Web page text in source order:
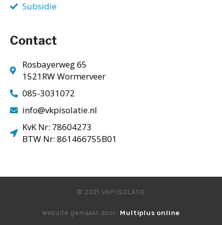
Subsidie
Contact
Rosbayerweg 65
1521RW Wormerveer
085-3031072
info@vkpisolatie.nl
KvK Nr: 78604273
BTW Nr: 861466755B01
© 2021 VKP ISOLATIE
Website gemaakt door: Multiplus online